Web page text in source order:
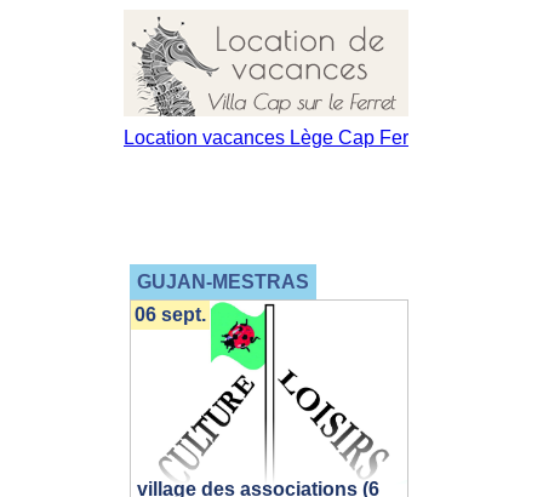
GUJAN-MESTRAS
village des associations (6
06 sept.